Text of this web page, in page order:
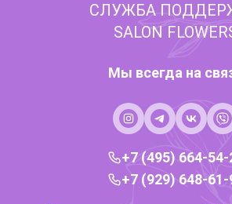
СЛУЖБА
SALON
Мы всегда на
+7 (495) 664-54-
+7 (929) 648-61-